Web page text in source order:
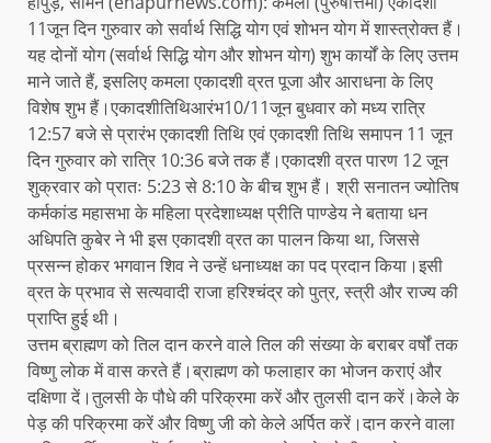
11जून दिन गुरुवार को सर्वार्थ सिद्धि योग एवं शोभन योग में शास्त्रोक्त हैं।
यह दोनों योग (सर्वार्थ सिद्धि योग और शोभन योग) शुभ कार्यों के लिए उत्तम
माने जाते हैं, इसलिए कमला एकादशी व्रत पूजा और आराधना के लिए
विशेष शुभ हैं।एकादशीतिथिआरंभ10/11जून बुधवार को मध्य रात्रि
12:57 बजे से प्रारंभ एकादशी तिथि एवं एकादशी तिथि समापन 11 जून
दिन गुरुवार को रात्रि 10:36 बजे तक हैं।एकादशी व्रत पारण 12 जून
शुक्रवार को प्रातः 5:23 से 8:10 के बीच शुभ हैं। श्री सनातन ज्योतिष
कर्मकांड महासभा के महिला प्रदेशाध्यक्ष प्रीति पाण्डेय ने बताया धन
अधिपति कुबेर ने भी इस एकादशी व्रत का पालन किया था, जिससे
प्रसन्न होकर भगवान शिव ने उन्हें धनाध्यक्ष का पद प्रदान किया।इसी
व्रत के प्रभाव से सत्यवादी राजा हरिश्चंद्र को पुत्र, स्त्री और राज्य की
प्राप्ति हुई थी।
उत्तम ब्राह्मण को तिल दान करने वाले तिल की संख्या के बराबर वर्षों तक
विष्णु लोक में वास करते हैं।ब्राह्मण को फलाहार का भोजन कराएं और
दक्षिणा दें।तुलसी के पौधे की परिक्रमा करें और तुलसी दान करें।केले के
पेड़ की परिक्रमा करें और विष्णु जी को केले अर्पित करें।दान करने वाला